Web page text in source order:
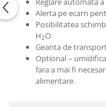
Alerta pe ecarn
Posibilitatea
H2O
Geanta de
Optional –
fara a mai fi
alimentare